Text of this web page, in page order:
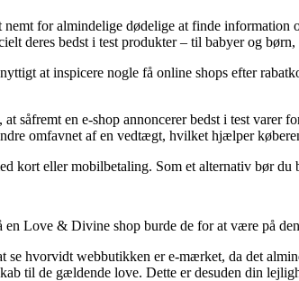
for almindelige dødelige at finde
deres bedst i test produkter – til babyer og
at inspicere nogle få online shops efter
såfremt en e-shop annoncerer bedst i test
omfavnet af en vedtægt, hvilket hjælper
kort eller mobilbetaling. Som et alternativ bør
en Love & Divine shop burde de for at være på
se hvorvidt webbutikken er e-mærket, da det
til de gældende love. Dette er desuden din